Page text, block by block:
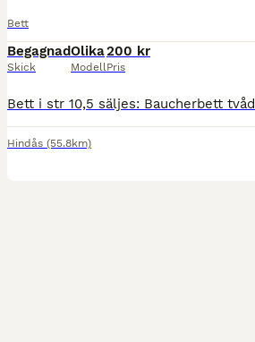
Bett
Begagnad
Skick
Olika
Modell
200 kr
Pris
Hindås (55.8km)